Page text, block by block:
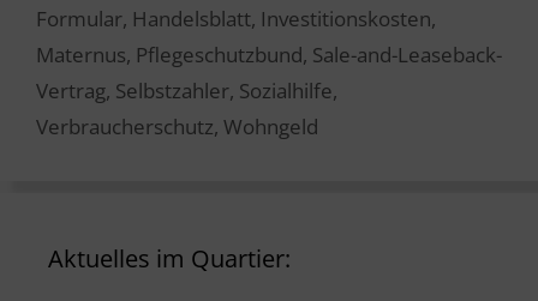
Formular, Handelsblatt, Investitionskosten,
Maternus, Pflegeschutzbund, Sale-and-Leaseback-
Vertrag, Selbstzahler, Sozialhilfe,
Verbraucherschutz, Wohngeld
Aktuelles im Quartier: